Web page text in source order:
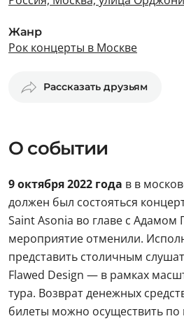
Жанр
Рок концерты в Москве
Рассказать друзьям
О событии
9 октября 2022 года в в
должен был состояться
Saint Asonia во главе с Адамом
мероприятие отменили.
представить столичным
Flawed Design — в рамках
тура. Возврат денежных
билеты можно осуществить по